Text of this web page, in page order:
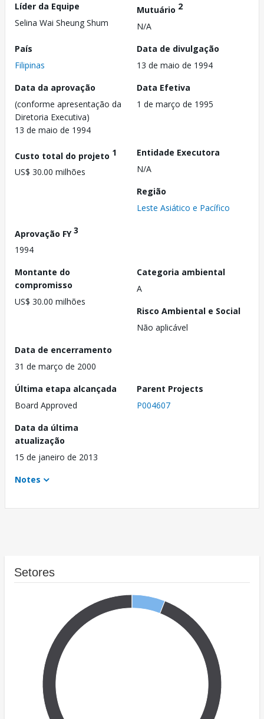
Líder da Equipe
Selina Wai Sheung Shum
Mutuário 2
N/A
País
Filipinas
Data de divulgação
13 de maio de 1994
Data da aprovação
(conforme apresentação da
Diretoria Executiva)
13 de maio de 1994
Data Efetiva
1 de março de 1995
Custo total do projeto 1
US$ 30.00 milhões
Entidade Executora
N/A
Região
Leste Asiático e Pacífico
Aprovação FY3
1994
Montante do
compromisso
US$ 30.00 milhões
Categoria ambiental
A
Risco Ambiental e Social
Não aplicável
Data de encerramento
31 de março de 2000
Última etapa alcançada
Board Approved
Parent Projects
P004607
Data da última
atualização
15 de janeiro de 2013
Notes
Setores